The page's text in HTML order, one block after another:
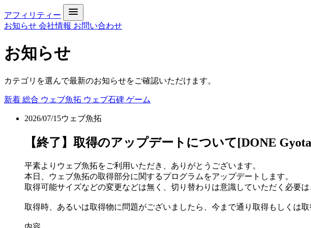
アフィリティー
お知らせ 会社情報 お問い合わせ
お知らせ
カテゴリを選んで最新のお知らせをご確認いただけます。
新着 総合 ウェブ魚拓 ウェブ石碑 ゲーム
2026/07/15ウェブ魚拓
【終了】取得のアップデートについて[DONE
平素よりウェブ魚拓をご利用いただき、ありがとうございます。
本日、ウェブ魚拓の取得部分に関するプログラムをアップデートします。
取得可能サイズなどの変更などは無く、切り替わりは意識していただく必要は
取得時、あるいは取得物に問題がございましたら、今まで通り取得もしくは